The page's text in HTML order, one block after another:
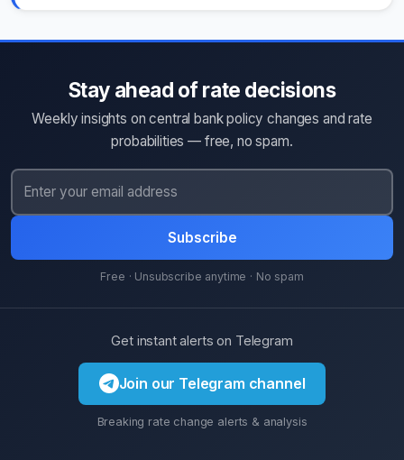
Stay ahead of rate decisions
Weekly insights on central bank policy changes and rate
probabilities — free, no spam.
Subscribe
Free · Unsubscribe anytime · No spam
Get instant alerts on Telegram
Join our Telegram channel
Breaking rate change alerts & analysis